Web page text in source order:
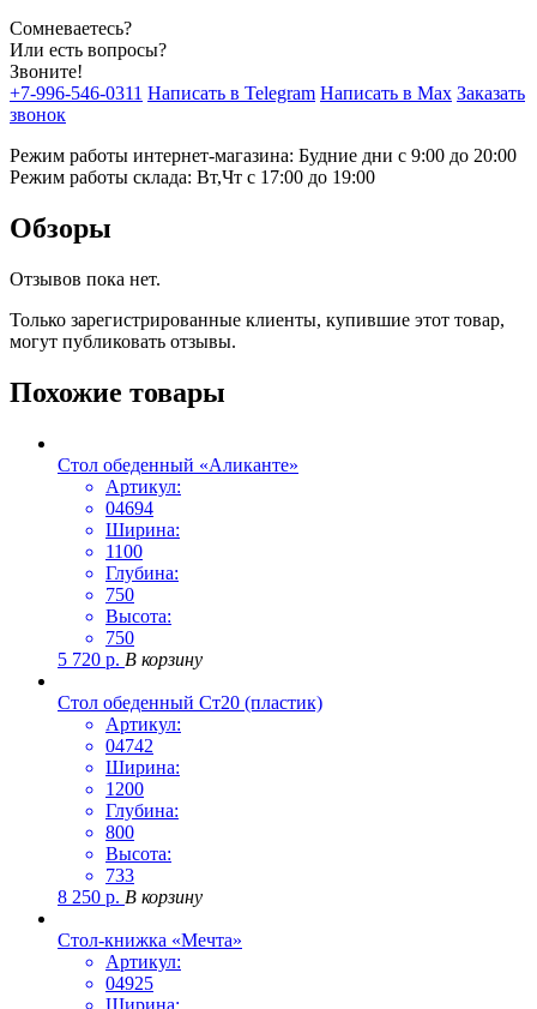
Сомневаетесь?
Или есть вопросы?
Звоните!
+7-996-546-0311 Написать в Telegram Написать в Max Заказать
звонок
Режим работы интернет-магазина: Будние дни с 9:00 до 20:00
Режим работы склада: Вт,Чт с 17:00 до 19:00
Обзоры
Отзывов пока нет.
Только зарегистрированные клиенты, купившие этот товар,
могут публиковать отзывы.
Похожие товары
Стол обеденный «Аликанте»
Артикул:
04694
Ширина:
1100
Глубина:
750
Высота:
750
5 720 р. В корзину
Стол обеденный Ст20 (пластик)
Артикул:
04742
Ширина:
1200
Глубина:
800
Высота:
733
8 250 р. В корзину
Стол-книжка «Мечта»
Артикул:
04925
Ширина: